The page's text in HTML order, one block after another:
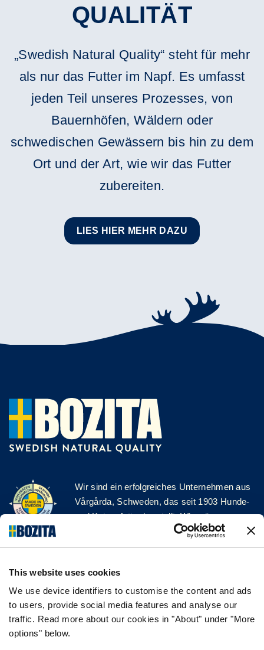
This website uses cookies
We use device identifiers to customise the content and ads
to users, provide social media features and analyse our
traffic. Read more about our cookies in "About" under "More
options" below.
QUALITÄT
„Swedish Natural Quality“ steht für mehr
als nur das Futter im Napf. Es umfasst
jeden Teil unseres Prozesses, von
Bauernhöfen, Wäldern oder
schwedischen Gewässern bis hin zu dem
Ort und der Art, wie wir das Futter
zubereiten.
LIES HIER MEHR DAZU
Wir sind ein erfolgreiches Unternehmen aus
Vårgårda, Schweden, das seit 1903 Hunde-
und Katzenfutter herstellt. Wir mögen es
natürlich und einfach. Wir stellen unser
Hunde- und Katzenfutter aus hochwertigen
FOLGE UNS AUF SOCIAL MEDIA